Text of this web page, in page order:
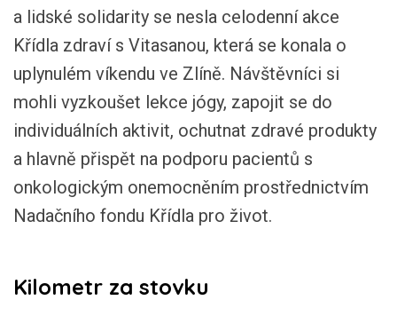
a lidské solidarity se nesla celodenní akce
Křídla zdraví s Vitasanou, která se konala o
uplynulém víkendu ve Zlíně. Návštěvníci si
mohli vyzkoušet lekce jógy, zapojit se do
individuálních aktivit, ochutnat zdravé produkty
a hlavně přispět na podporu pacientů s
onkologickým onemocněním prostřednictvím
Nadačního fondu Křídla pro život.
Kilometr za stovku